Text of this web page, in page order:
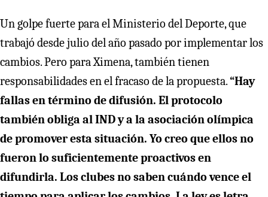
Un golpe fuerte para el Ministerio del Deporte, que
trabajó desde julio del año pasado por implementar los
cambios. Pero para Ximena, también tienen
responsabilidades en el fracaso de la propuesta.“Hay
fallas en término de difusión. El protocolo
también obliga al IND y a la asociación olímpica
de promover esta situación. Yo creo que ellos no
fueron lo suficientemente proactivos en
difundirla. Los clubes no saben cuándo vence el